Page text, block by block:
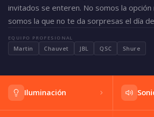
invitados se enteren. No somos la
somos la que no te da sorpresas el día
EQUIPO PROFESIONAL
Martin Chauvet JBL QSC Shure
Iluminación